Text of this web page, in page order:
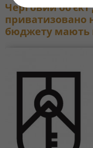
Черговий
приватизовано
бюджету мають